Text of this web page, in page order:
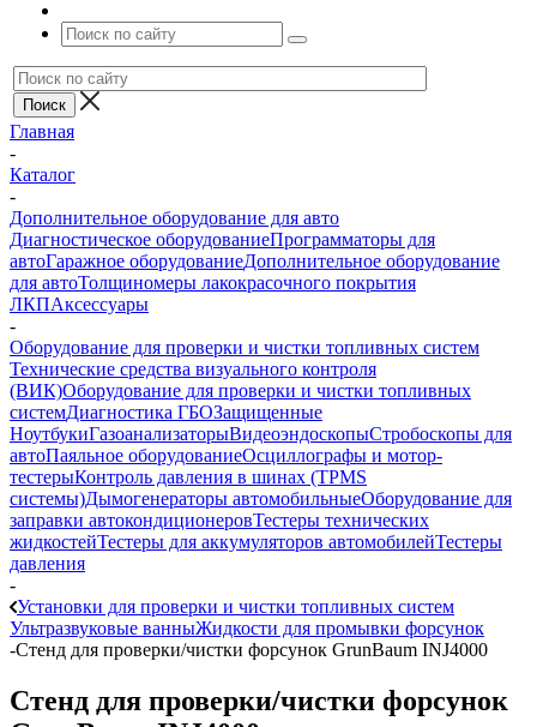
Главная
-
Каталог
-
Дополнительное оборудование для авто
Диагностическое оборудованиеПрограмматоры для
автоГаражное оборудованиеДополнительное оборудование
для автоТолщиномеры лакокрасочного покрытия
ЛКПАксессуары
-
Оборудование для проверки и чистки топливных систем
Технические средства визуального контроля
(ВИК)Оборудование для проверки и чистки топливных
системДиагностика ГБОЗащищенные
НоутбукиГазоанализаторыВидеоэндоскопыСтробоскопы для
автоПаяльное оборудованиеОсциллографы и мотор-
тестерыКонтроль давления в шинах (TPMS
системы)Дымогенераторы автомобильныеОборудование для
заправки автокондиционеровТестеры технических
жидкостейТестеры для аккумуляторов автомобилейТестеры
давления
-
Установки для проверки и чистки топливных систем
Ультразвуковые ванныЖидкости для промывки форсунок
-Стенд для проверки/чистки форсунок GrunBaum INJ4000
Стенд для проверки/чистки форсунок